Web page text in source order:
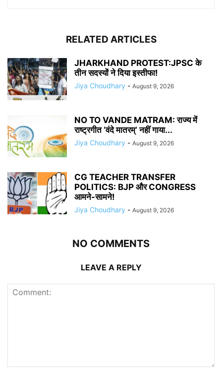
RELATED ARTICLES
JHARKHAND PROTEST:JPSC के
तीन सदस्यों ने दिया इस्तीफा!
Jiya Choudhary - August 9, 2026
NO TO VANDE MATRAM: राज्य में
राष्ट्रगीत ‘वंदे मातरम्’ नहीं गाया...
Jiya Choudhary - August 9, 2026
CG TEACHER TRANSFER
POLITICS: BJP और CONGRESS
आमने-सामने!
Jiya Choudhary - August 9, 2026
NO COMMENTS
LEAVE A REPLY